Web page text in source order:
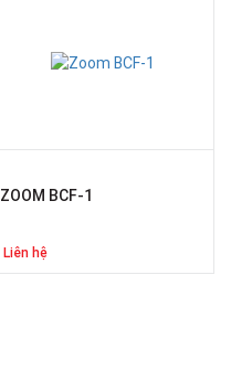
ZOOM BCF-1
Liên hệ